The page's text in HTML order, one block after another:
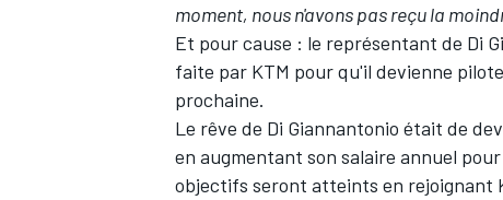
moment, nous n'avons pas reçu la
Et pour cause : le représentant de Di
faite par KTM pour qu'il devienne
prochaine.
Le rêve de Di Giannantonio était de
en augmentant son salaire annuel
objectifs seront atteints en rejoignant